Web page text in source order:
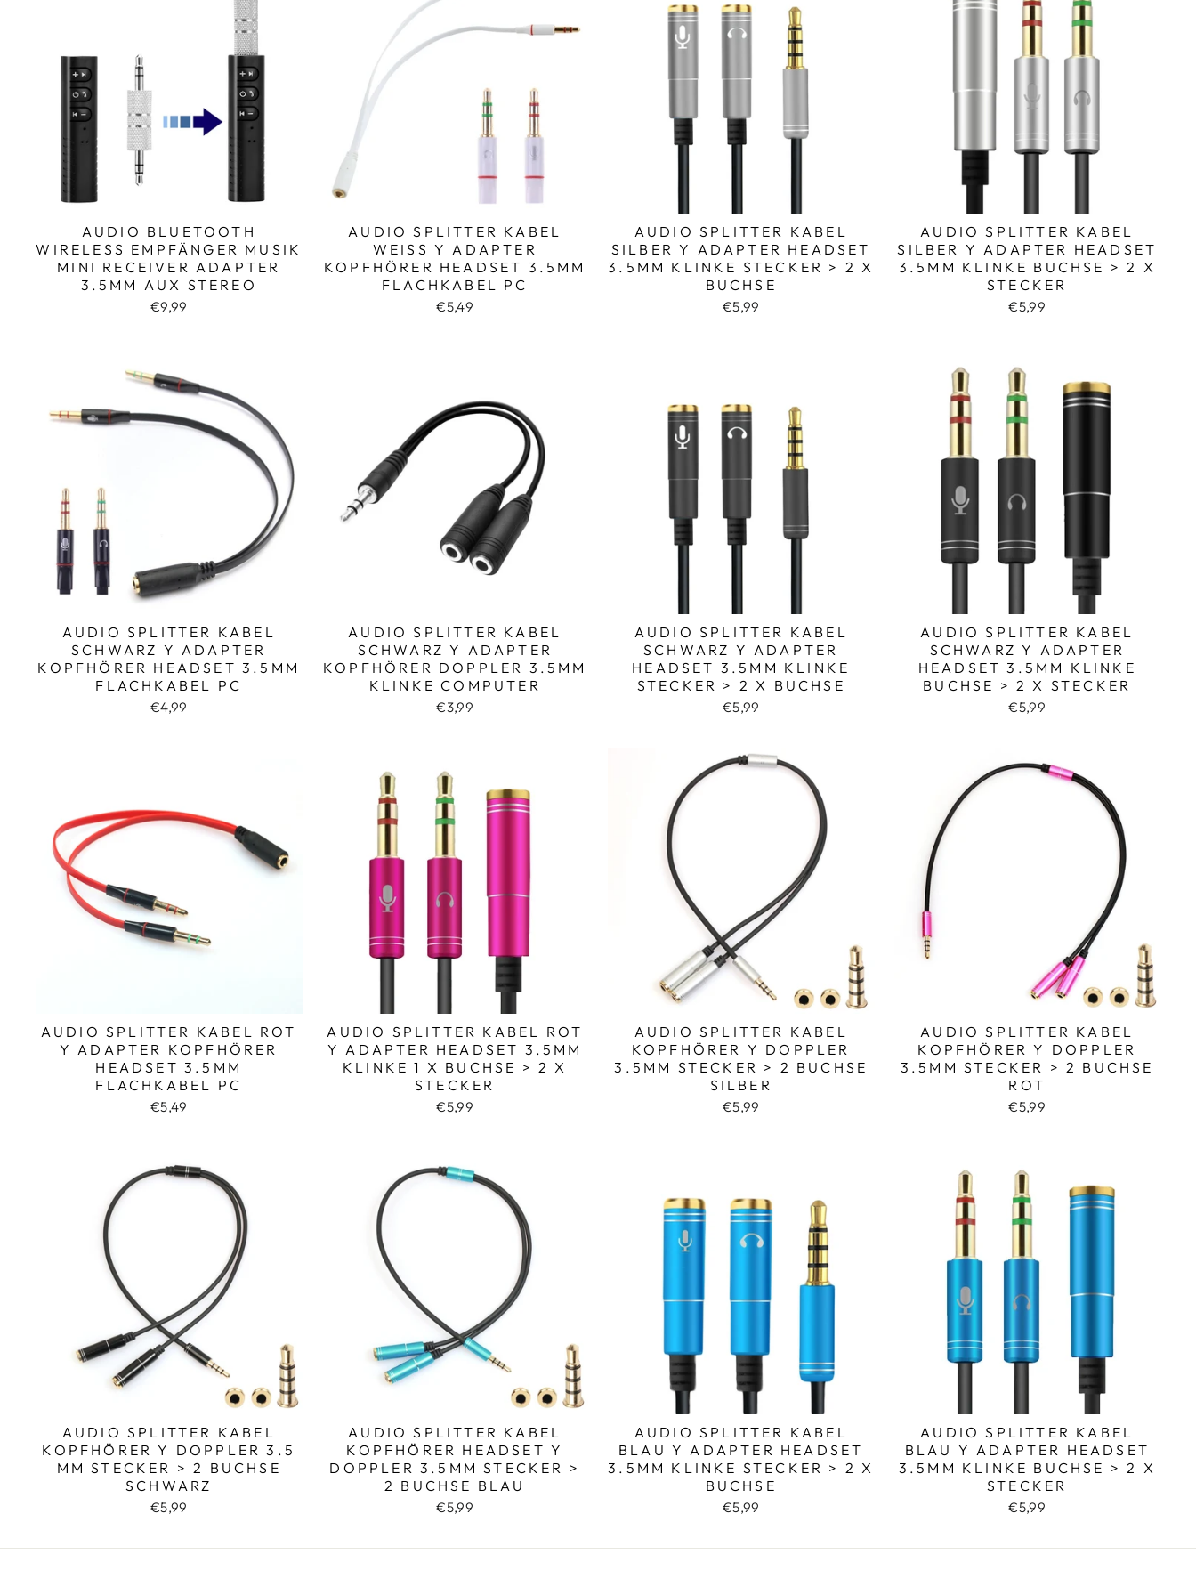
AUDIO BLUETOOTH
WIRELESS EMPFÄNGER MUSIK
MINI RECEIVER ADAPTER
3.5MM AUX STEREO
€9,99
AUDIO SPLITTER KABEL
WEISS Y ADAPTER
KOPFHÖRER HEADSET 3.5MM
FLACHKABEL PC
€5,49
AUDIO SPLITTER KABEL
SILBER Y ADAPTER HEADSET
3.5MM KLINKE STECKER > 2 X
BUCHSE
€5,99
AUDIO SPLITTER KABEL
SILBER Y ADAPTER HEADSET
3.5MM KLINKE BUCHSE > 2 X
STECKER
€5,99
AUDIO SPLITTER KABEL
SCHWARZ Y ADAPTER
KOPFHÖRER HEADSET 3.5MM
FLACHKABEL PC
€4,99
AUDIO SPLITTER KABEL
SCHWARZ Y ADAPTER
KOPFHÖRER DOPPLER 3.5MM
KLINKE COMPUTER
€3,99
AUDIO SPLITTER KABEL
SCHWARZ Y ADAPTER
HEADSET 3.5MM KLINKE
STECKER > 2 X BUCHSE
€5,99
AUDIO SPLITTER KABEL
SCHWARZ Y ADAPTER
HEADSET 3.5MM KLINKE
BUCHSE > 2 X STECKER
€5,99
AUDIO SPLITTER KABEL ROT
Y ADAPTER KOPFHÖRER
HEADSET 3.5MM
FLACHKABEL PC
€5,49
AUDIO SPLITTER KABEL ROT
Y ADAPTER HEADSET 3.5MM
KLINKE 1 X BUCHSE > 2 X
STECKER
€5,99
AUDIO SPLITTER KABEL
KOPFHÖRER Y DOPPLER
3.5MM STECKER > 2 BUCHSE
SILBER
€5,99
AUDIO SPLITTER KABEL
KOPFHÖRER Y DOPPLER
3.5MM STECKER > 2 BUCHSE
ROT
€5,99
AUDIO SPLITTER KABEL
KOPFHÖRER Y DOPPLER 3.5
MM STECKER > 2 BUCHSE
SCHWARZ
€5,99
AUDIO SPLITTER KABEL
KOPFHÖRER HEADSET Y
DOPPLER 3.5MM STECKER >
2 BUCHSE BLAU
€5,99
AUDIO SPLITTER KABEL
BLAU Y ADAPTER HEADSET
3.5MM KLINKE STECKER > 2 X
BUCHSE
€5,99
AUDIO SPLITTER KABEL
BLAU Y ADAPTER HEADSET
3.5MM KLINKE BUCHSE > 2 X
STECKER
€5,99